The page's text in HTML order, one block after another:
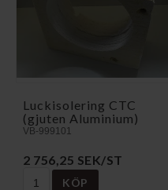
Luckisolering CTC
(gjuten Aluminium)
VB-999101
2 756,25 SEK/ST
KÖP